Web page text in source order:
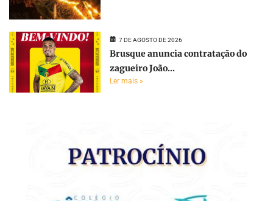
7 DE AGOSTO DE 2026
Brusque anuncia contratação do
zagueiro João...
Ler mais »